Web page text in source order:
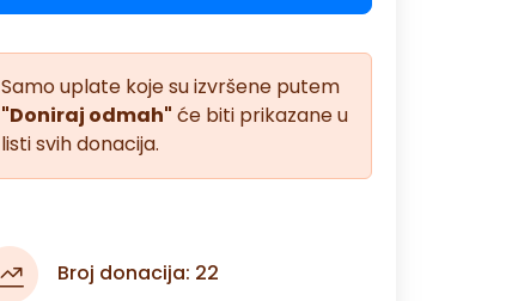
Samo uplate koje su izvršene putem
"Doniraj odmah" će biti prikazane u
listi svih donacija.
Broj donacija: 22